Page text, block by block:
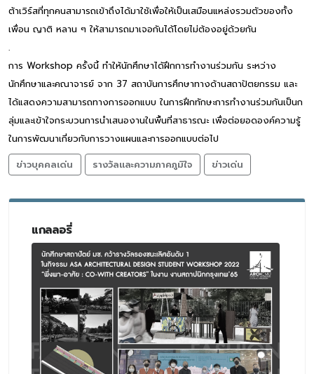
ต้าเวิร์สที่ทุกคนสามารถเข้าถึงได้มาใช้เพื่อให้เป็นเสมือนแหล่งรวมตัวของทั้ง
เพื่อน ญาติ หลาน ๆ ให้สามารถมาเจอกันได้โดยไม่ต้องอยู่ด้วยกัน
.
การ Workshop ครั้งนี้ ทำให้นักศึกษาได้ฝึกการทำงานร่วมกัน ระหว่าง
นักศึกษาและคณาจารย์ จาก 37 สถาบันการศึกษาทางด้านสถาปัตยกรรม และ
ได้แสดงความสามารถทางการออกแบบ ในการฝึกทักษะการทำงานร่วมกันเป็นก
ลุ่มและเข้าใจกระบวนการนำเสนองานในพื้นที่สาธารณะ เพื่อต่อยอดองค์ความรู้
ในการพัฒนาเกี่ยวกับการวางแผนและการออกแบบต่อไป
ข่าวบุคคลเด่น
รางวัลและความภาคภูมิใจ ข่าวเด่น
แกลลอรี่